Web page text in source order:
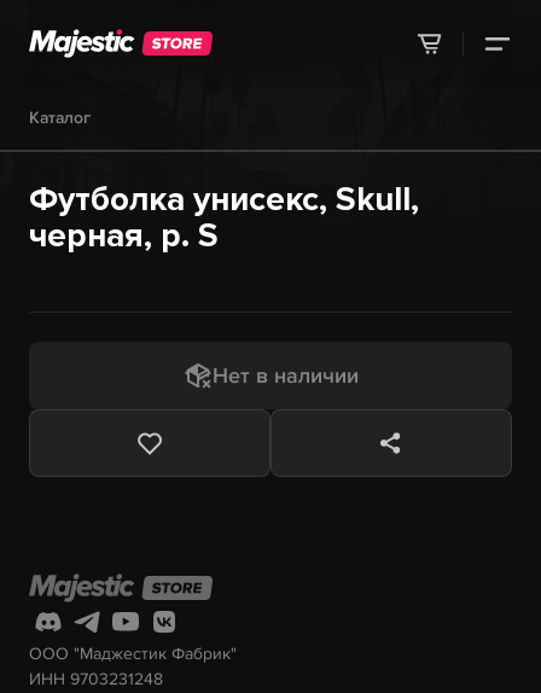
Каталог
Футболка унисекс, Skull,
черная, р. S
Нет в наличии
ООО "Маджестик Фабрик"
ИНН 9703231248